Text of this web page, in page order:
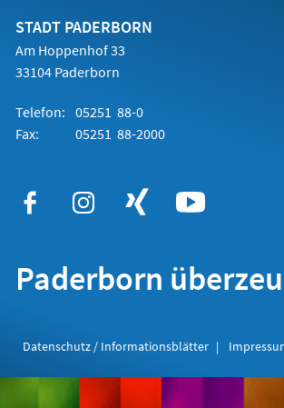
STADT PADERBORN
Am Hoppenhof 33
33104 Paderborn
Telefon: 05251 88-0
Fax:
05251 88-2000
Paderborn
Datenschutz / Informationsblätter